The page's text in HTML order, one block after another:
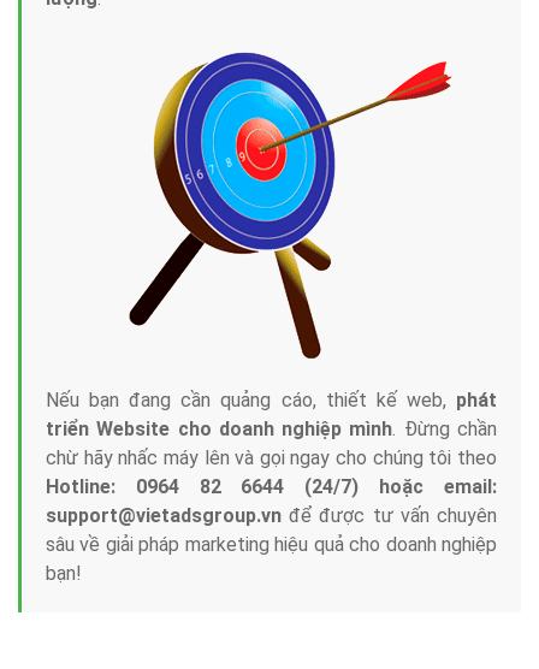
Nếu bạn đang cần quảng cáo, thiết kế web, phát
triển Website cho doanh nghiệp mình. Đừng chần
chừ hãy nhấc máy lên và gọi ngay cho chúng tôi theo
Hotline: 0964 82 6644 (24/7) hoặc email:
support@vietadsgroup.vn để được tư vấn chuyên
sâu về giải pháp marketing hiệu quả cho doanh nghiệp
bạn!